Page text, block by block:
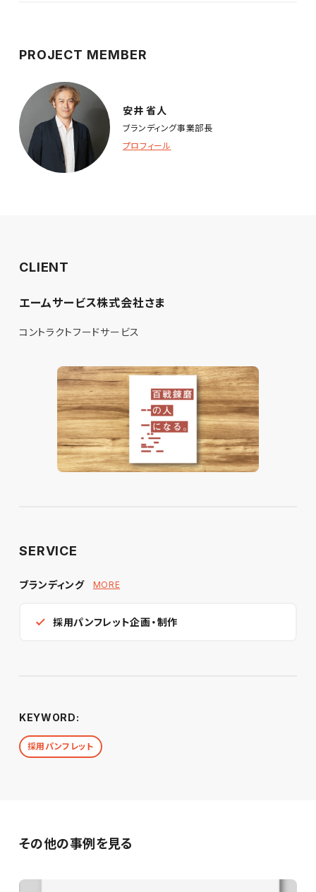
PROJECT MEMBER
安井 省人
ブランディング事業部長
プロフィール
CLIENT
エームサービス株式会社さま
コントラクトフードサービス
SERVICE
ブランディング MORE
採用パンフレット企画・制作
KEYWORD:
採用パンフレット
その他の事例を見る